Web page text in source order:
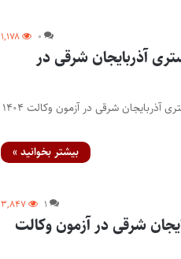
۰ ۱,۱۷۸
آذربایجان شرقی در
پایگاه خبری اختبار- اطلاعیه ثبت نام پذیرفته شدگان کانون وکلای دادگستری آذربایجان شرقی در آزمون وکالت ۱۴۰۴
بیشتر بخوانید »
۱ ۳,۸۴۷
شرقی در آزمون وکالت